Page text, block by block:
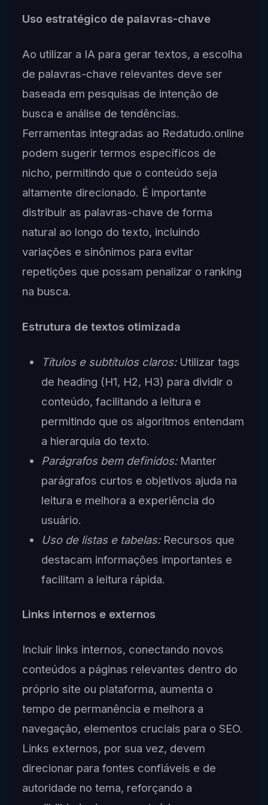
Uso estratégico de palavras-chave
Ao utilizar a IA para gerar textos, a escolha
de palavras-chave relevantes deve ser
baseada em pesquisas de intenção de
busca e análise de tendências.
Ferramentas integradas ao Redatudo.online
podem sugerir termos específicos de
nicho, permitindo que o conteúdo seja
altamente direcionado. É importante
distribuir as palavras-chave de forma
natural ao longo do texto, incluindo
variações e sinônimos para evitar
repetições que possam penalizar o ranking
na busca.
Estrutura de textos otimizada
Títulos e subtítulos claros:Utilizar tags
de heading (H1, H2, H3) para dividir o
conteúdo, facilitando a leitura e
permitindo que os algoritmos entendam
a hierarquia do texto.
Parágrafos bem definidos:Manter
parágrafos curtos e objetivos ajuda na
leitura e melhora a experiência do
usuário.
Uso de listas e tabelas:Recursos que
destacam informações importantes e
facilitam a leitura rápida.
Links internos e externos
Incluir links internos, conectando novos
conteúdos a páginas relevantes dentro do
próprio site ou plataforma, aumenta o
tempo de permanência e melhora a
navegação, elementos cruciais para o SEO.
Links externos, por sua vez, devem
direcionar para fontes confiáveis e de
autoridade no tema, reforçando a